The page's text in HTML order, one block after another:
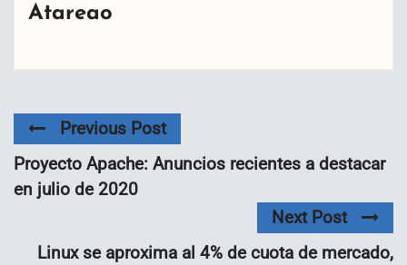
Atareao
Previous Post
Proyecto Apache: Anuncios recientes a destacar
en julio de 2020
Next Post
Linux se aproxima al 4% de cuota de mercado,